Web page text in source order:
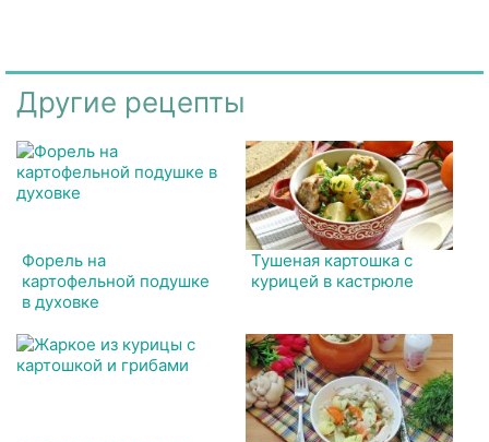
Другие рецепты
Форель на
картофельной подушке
в духовке
Тушеная картошка с
курицей в кастрюле